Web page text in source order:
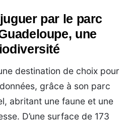
par le parc
une
destination de choix pour
grâce à son parc
abritant une faune et une
D’une surface de 173